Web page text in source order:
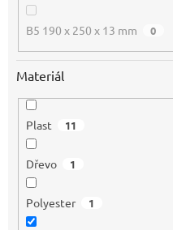
B5 190 x 250 x 13 mm 0
Materiál
Plast 11
Dřevo 1
Polyester 1